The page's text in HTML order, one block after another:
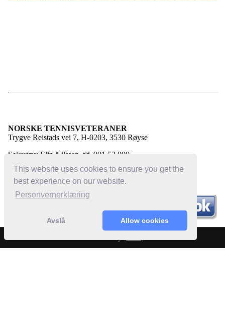
This website uses cookies to ensure you get the
best experience on our website.
Personvernerklæring
Avslå Allow cookies
NORSKE TENNISVETERANER
Trygve Reistads vei 7, H-0203, 3530 Røyse
Sekretær: Elin Nilssen, tlf. 901 53 000